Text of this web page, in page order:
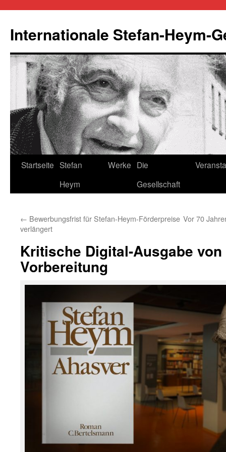
springen
Internationale Stefan-Heym-
Startseite Stefan
Heym
Werke Die
Gesellschaft
← Bewerbungsfrist für Stefan-Heym-Förderpreise
verlängert
Vor 70
Kritische Digital-Ausgabe
Vorbereitung